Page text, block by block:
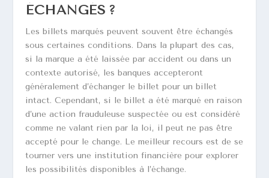
ÉCHANGÉS ?
Les billets marqués peuvent souvent être échangés
sous certaines conditions. Dans la plupart des cas,
si la marque a été laissée par accident ou dans un
contexte autorisé, les banques accepteront
généralement d’échanger le billet pour un billet
intact. Cependant, si le billet a été marqué en raison
d’une action frauduleuse suspectée ou est considéré
comme ne valant rien par la loi, il peut ne pas être
accepté pour le change. Le meilleur recours est de se
tourner vers une institution financière pour explorer
les possibilités disponibles à l’échange.